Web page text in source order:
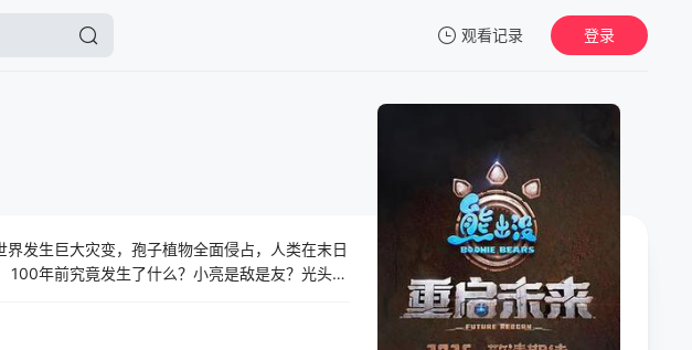
观看记录 登录
发生巨大灾变，孢子植物全面侵占，人类在末日
年前究竟发生了什么？小亮是敌是友？光头强